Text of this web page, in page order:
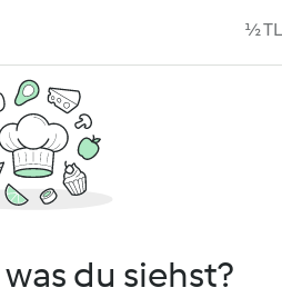
½ TL
du siehst?